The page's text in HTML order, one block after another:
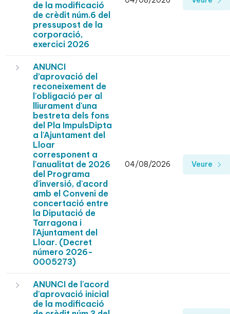
de la modificació
de crèdit núm.6 del
pressupost de la
corporació,
exercici 2026
ANUNCI
d’aprovació del
reconeixement de
l'obligació per al
lliurament d'una
bestreta dels fons
del Pla ImpulsDipta
a l'Ajuntament del
Lloar
corresponent a
l'anualitat de 2026
del Programa
d'inversió, d'acord
amb el Conveni de
concertació entre
la Diputació de
Tarragona i
l'Ajuntament del
Lloar. (Decret
número 2026-
0005273)
04/08/2026 Veure
ANUNCI de l'acord
d'aprovació inicial
de la modificació